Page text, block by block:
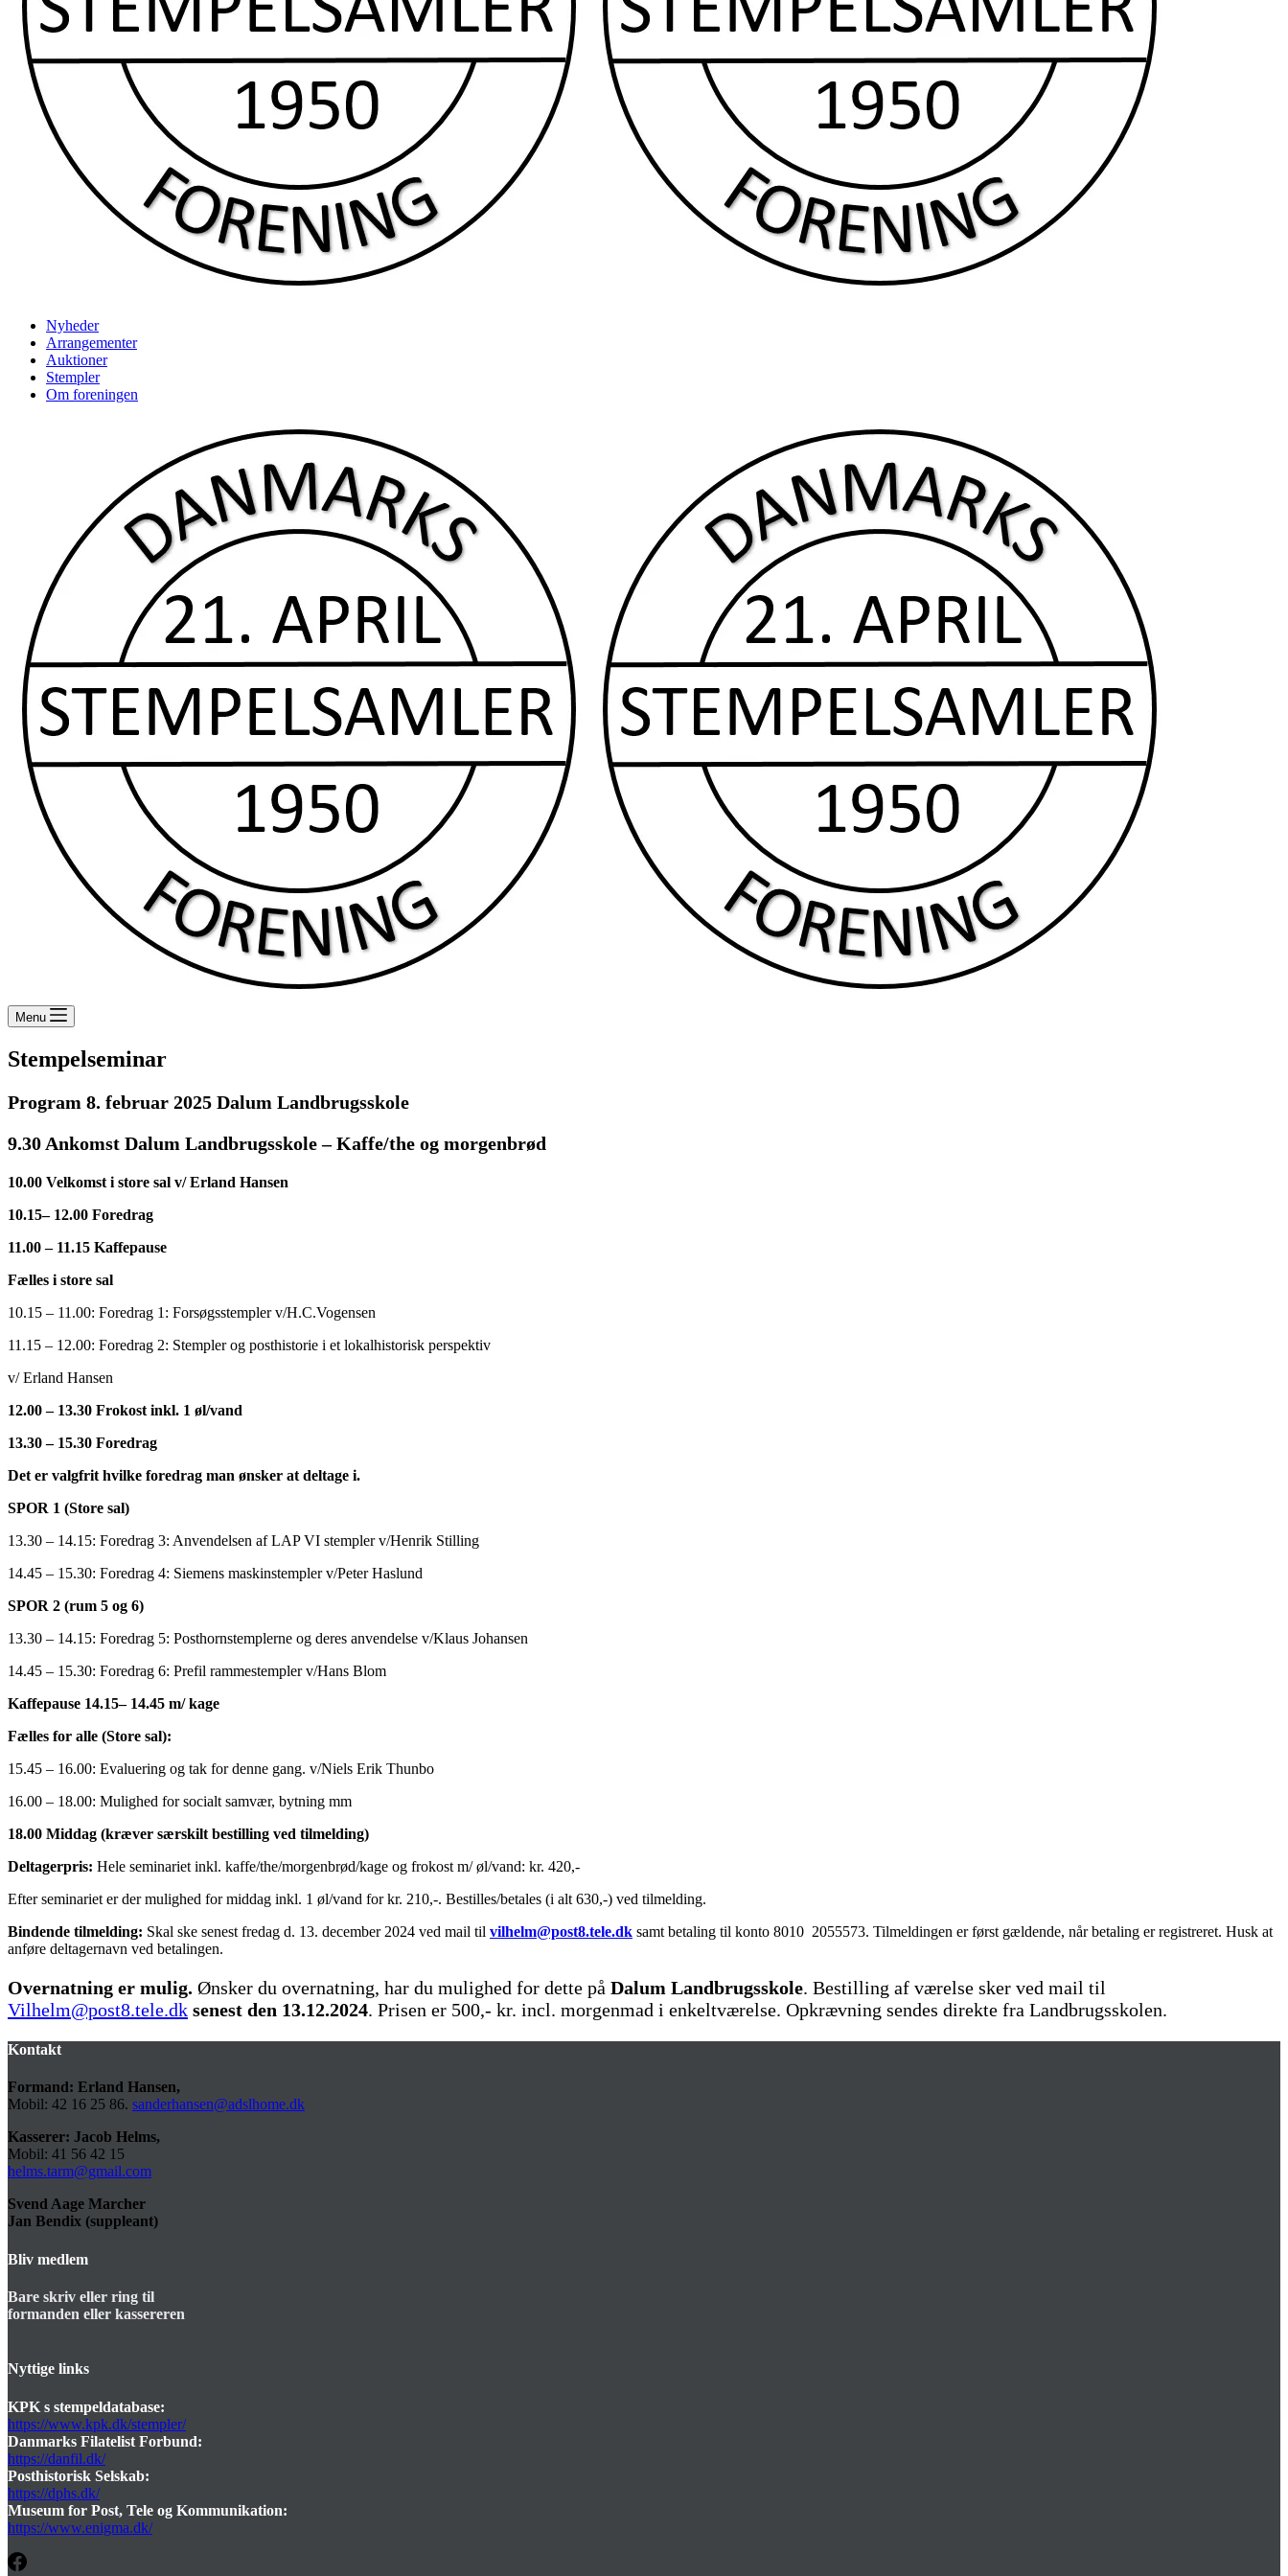
Nyheder
Arrangementer
Auktioner
Stempler
Om foreningen
Menu
Stempelseminar
Program 8. februar 2025 Dalum Landbrugsskole
9.30 Ankomst Dalum Landbrugsskole – Kaffe/the og morgenbrød
10.00 Velkomst i store sal v/ Erland Hansen
10.15– 12.00 Foredrag
11.00 – 11.15 Kaffepause
Fælles i store sal
10.15 – 11.00: Foredrag 1: Forsøgsstempler v/H.C.Vogensen
11.15 – 12.00: Foredrag 2: Stempler og posthistorie i et lokalhistorisk perspektiv
v/ Erland Hansen
12.00 – 13.30 Frokost inkl. 1 øl/vand
13.30 – 15.30 Foredrag
Det er valgfrit hvilke foredrag man ønsker at deltage i.
SPOR 1 (Store sal)
13.30 – 14.15: Foredrag 3: Anvendelsen af LAP VI stempler v/Henrik Stilling
14.45 – 15.30: Foredrag 4: Siemens maskinstempler v/Peter Haslund
SPOR 2 (rum 5 og 6)
13.30 – 14.15: Foredrag 5: Posthornstemplerne og deres anvendelse v/Klaus Johansen
14.45 – 15.30: Foredrag 6: Prefil rammestempler v/Hans Blom
Kaffepause 14.15– 14.45 m/ kage
Fælles for alle (Store sal):
15.45 – 16.00: Evaluering og tak for denne gang. v/Niels Erik Thunbo
16.00 – 18.00: Mulighed for socialt samvær, bytning mm
18.00 Middag (kræver særskilt bestilling ved tilmelding)
Deltagerpris: Hele seminariet inkl. kaffe/the/morgenbrød/kage og frokost m/ øl/vand: kr. 420,-
Efter seminariet er der mulighed for middag inkl. 1 øl/vand for kr. 210,-. Bestilles/betales (i alt 630,-) ved tilmelding.
Bindende tilmelding: Skal ske senest fredag d. 13. december 2024 ved mail til vilhelm@post8.tele.dk samt betaling til konto 8010 2055573. Tilmeldingen er først gældende, når betaling er registreret. Husk at
anføre deltagernavn ved betalingen.
Overnatning er mulig. Ønsker du overnatning, har du mulighed for dette på Dalum Landbrugsskole. Bestilling af værelse sker ved mail til
Vilhelm@post8.tele.dk senest den 13.12.2024. Prisen er 500,- kr. incl. morgenmad i enkeltværelse. Opkrævning sendes direkte fra Landbrugsskolen.
Kontakt
Formand: Erland Hansen,
Mobil: 42 16 25 86. sanderhansen@adslhome.dk
Kasserer: Jacob Helms,
Mobil: 41 56 42 15
helms.tarm@gmail.com
Svend Aage Marcher
Jan Bendix (suppleant)
Bliv medlem
Bare skriv eller ring til
formanden eller kassereren
Nyttige links
KPK s stempeldatabase:
https://www.kpk.dk/stempler/
Danmarks Filatelist Forbund:
https://danfil.dk/
Posthistorisk Selskab:
https://dphs.dk/
Museum for Post, Tele og Kommunikation:
https://www.enigma.dk/